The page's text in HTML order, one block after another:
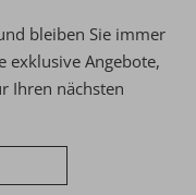
bleiben Sie immer
exklusive Angebote,
Ihren nächsten